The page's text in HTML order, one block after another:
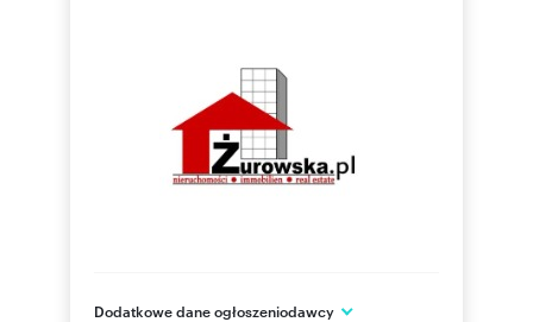
Dodatkowe dane ogłoszeniodawcy